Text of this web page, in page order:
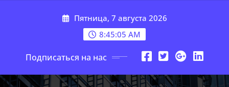
Пятница, 7 августа 2026
8:45:07 AM
Подписаться на нас